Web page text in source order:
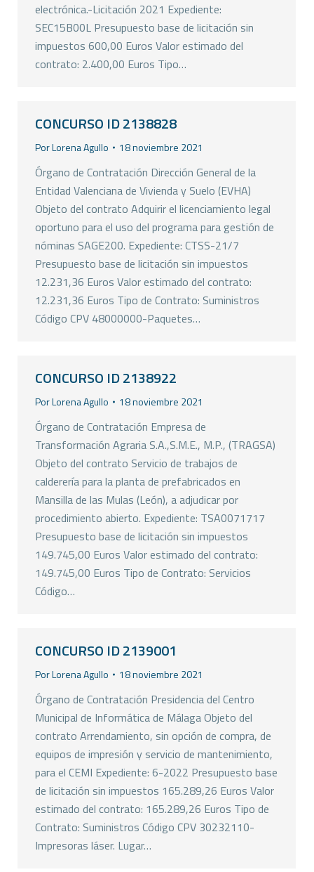
electrónica.-Licitación 2021 Expediente:
SEC15B00L Presupuesto base de licitación sin
impuestos 600,00 Euros Valor estimado del
contrato: 2.400,00 Euros Tipo…
CONCURSO ID 2138828
PorLorena Agullo 18 noviembre 2021
Órgano de Contratación Dirección General de la
Entidad Valenciana de Vivienda y Suelo (EVHA)
Objeto del contrato Adquirir el licenciamiento legal
oportuno para el uso del programa para gestión de
nóminas SAGE200. Expediente: CTSS-21/7
Presupuesto base de licitación sin impuestos
12.231,36 Euros Valor estimado del contrato:
12.231,36 Euros Tipo de Contrato: Suministros
Código CPV 48000000-Paquetes…
CONCURSO ID 2138922
PorLorena Agullo 18 noviembre 2021
Órgano de Contratación Empresa de
Transformación Agraria S.A.,S.M.E., M.P., (TRAGSA)
Objeto del contrato Servicio de trabajos de
calderería para la planta de prefabricados en
Mansilla de las Mulas (León), a adjudicar por
procedimiento abierto. Expediente: TSA0071717
Presupuesto base de licitación sin impuestos
149.745,00 Euros Valor estimado del contrato:
149.745,00 Euros Tipo de Contrato: Servicios
Código…
CONCURSO ID 2139001
PorLorena Agullo 18 noviembre 2021
Órgano de Contratación Presidencia del Centro
Municipal de Informática de Málaga Objeto del
contrato Arrendamiento, sin opción de compra, de
equipos de impresión y servicio de mantenimiento,
para el CEMI Expediente: 6-2022 Presupuesto base
de licitación sin impuestos 165.289,26 Euros Valor
estimado del contrato: 165.289,26 Euros Tipo de
Contrato: Suministros Código CPV 30232110-
Impresoras láser. Lugar…